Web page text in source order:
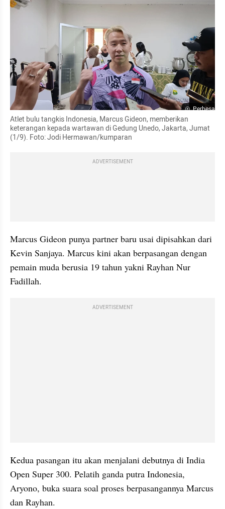
Perbesar
Atlet bulu tangkis Indonesia, Marcus Gideon, memberikan
keterangan kepada wartawan di Gedung Unedo, Jakarta, Jumat
(1/9). Foto: Jodi Hermawan/kumparan
ADVERTISEMENT
Marcus Gideon punya partner baru usai dipisahkan dari
Kevin Sanjaya. Marcus kini akan berpasangan dengan
pemain muda berusia 19 tahun yakni Rayhan Nur
Fadillah.
ADVERTISEMENT
Kedua pasangan itu akan menjalani debutnya di India
Open Super 300. Pelatih ganda putra Indonesia,
Aryono, buka suara soal proses berpasangannya Marcus
dan Rayhan.